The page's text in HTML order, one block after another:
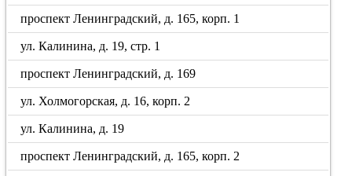
проспект Ленинградский, д. 165, корп. 1
ул. Калинина, д. 19, стр. 1
проспект Ленинградский, д. 169
ул. Холмогорская, д. 16, корп. 2
ул. Калинина, д. 19
проспект Ленинградский, д. 165, корп. 2